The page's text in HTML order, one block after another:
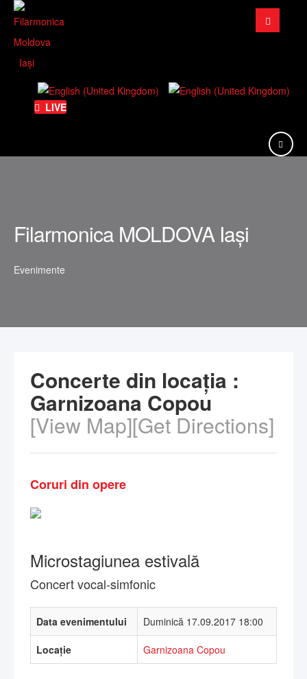
Căutare
...
LIVE
Filarmonica MOLDOVA Iași
Evenimente
Concerte din locația :
Garnizoana Copou
[View Map][Get Directions]
Coruri din opere
Microstagiunea estivală
Concert vocal-simfonic
Data evenimentului Duminică 17.09.2017 18:00
Locație Garnizoana Copou